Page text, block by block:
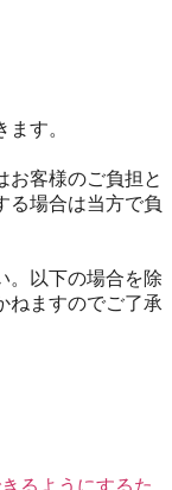
す。
お客様のご負担と
る場合は当方で負
。以下の場合を除
ねますのでご了承